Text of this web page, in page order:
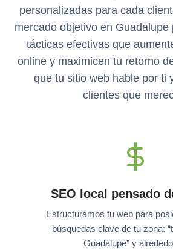
personalizadas para cada
mercado objetivo en Guadalupe
tácticas efectivas que
online y maximicen tu retorno
que tu sitio web hable por ti
clientes que
SEO local pensado
Estructuramos tu web para
búsquedas clave de tu zona:
Guadalupe” y